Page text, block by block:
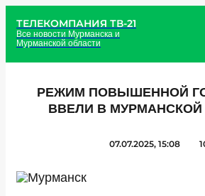
ТЕЛЕКОМПАНИЯ ТВ-21
Все новости Мурманска и
Мурманской области
РЕЖИМ ПОВЫШЕННОЙ
ВВЕЛИ В
07.07.2025, 15:08